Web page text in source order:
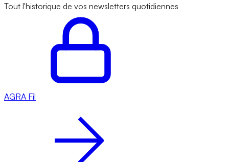
Tout l'historique de vos newsletters quotidiennes
AGRA Fil